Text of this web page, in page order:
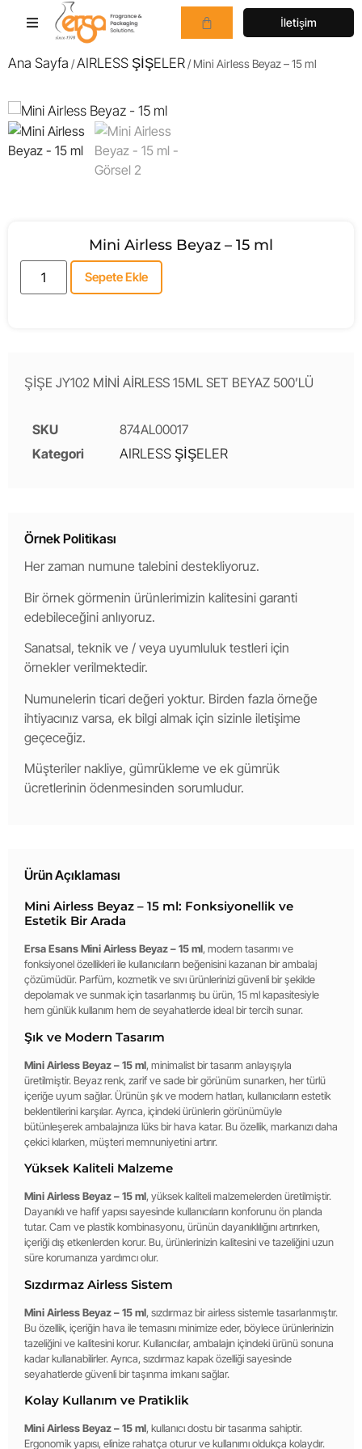
İletişim
Ana Sayfa /AIRLESS ŞİŞELER/ Mini Airless Beyaz – 15 ml
Mini Airless Beyaz – 15 ml
Sepete Ekle
ŞİŞE JY102 MİNİ AİRLESS 15ML SET BEYAZ 500’LÜ
SKU
874AL00017
Kategori
AIRLESS ŞİŞELER
Örnek Politikası
Her zaman numune talebini destekliyoruz.
Bir örnek görmenin ürünlerimizin kalitesini garanti
edebileceğini anlıyoruz.
Sanatsal, teknik ve / veya uyumluluk testleri için
örnekler verilmektedir.
Numunelerin ticari değeri yoktur. Birden fazla örneğe
ihtiyacınız varsa, ek bilgi almak için sizinle iletişime
geçeceğiz.
Müşteriler nakliye, gümrükleme ve ek gümrük
ücretlerinin ödenmesinden sorumludur.
Ürün Açıklaması
Mini Airless Beyaz – 15 ml: Fonksiyonellik ve
Estetik Bir Arada
Ersa Esans Mini Airless Beyaz – 15 ml, modern tasarımı ve
fonksiyonel özellikleri ile kullanıcıların beğenisini kazanan bir ambalaj
çözümüdür. Parfüm, kozmetik ve sıvı ürünlerinizi güvenli bir şekilde
depolamak ve sunmak için tasarlanmış bu ürün, 15 ml kapasitesiyle
hem günlük kullanım hem de seyahatlerde ideal bir tercih sunar.
Şık ve Modern Tasarım
Mini Airless Beyaz – 15 ml, minimalist bir tasarım anlayışıyla
üretilmiştir. Beyaz renk, zarif ve sade bir görünüm sunarken, her türlü
içeriğe uyum sağlar. Ürünün şık ve modern hatları, kullanıcıların estetik
beklentilerini karşılar. Ayrıca, içindeki ürünlerin görünümüyle
bütünleşerek ambalajınıza lüks bir hava katar. Bu özellik, markanızı daha
çekici kılarken, müşteri memnuniyetini artırır.
Yüksek Kaliteli Malzeme
Mini Airless Beyaz – 15 ml, yüksek kaliteli malzemelerden üretilmiştir.
Dayanıklı ve hafif yapısı sayesinde kullanıcıların konforunu ön planda
tutar. Cam ve plastik kombinasyonu, ürünün dayanıklılığını artırırken,
içeriği dış etkenlerden korur. Bu, ürünlerinizin kalitesini ve tazeliğini uzun
süre korumanıza yardımcı olur.
Sızdırmaz Airless Sistem
Mini Airless Beyaz – 15 ml, sızdırmaz bir airless sistemle tasarlanmıştır.
Bu özellik, içeriğin hava ile temasını minimize eder, böylece ürünlerinizin
tazeliğini ve kalitesini korur. Kullanıcılar, ambalajın içindeki ürünü sonuna
kadar kullanabilirler. Ayrıca, sızdırmaz kapak özelliği sayesinde
seyahatlerde güvenli bir taşınma imkanı sağlar.
Kolay Kullanım ve Pratiklik
Mini Airless Beyaz – 15 ml, kullanıcı dostu bir tasarıma sahiptir.
Ergonomik yapısı, elinize rahatça oturur ve kullanımı oldukça kolaydır.